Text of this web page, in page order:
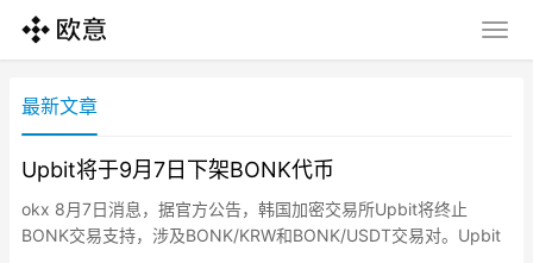
最新文章
Upbit将于9月7日下架BONK代币
okx 8月7日消息，据官方公告，韩国加密交易所Upbit将终止
BONK交易支持，涉及BONK/KRW和BONK/USDT交易对。Upbit